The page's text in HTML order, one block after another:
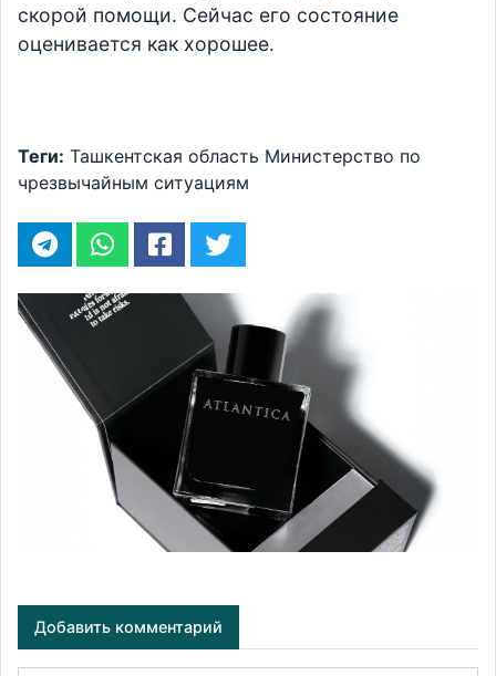
скорой помощи. Сейчас его состояние
оценивается как хорошее.
Теги: Ташкентская область Министерство по
чрезвычайным ситуациям
Добавить комментарий